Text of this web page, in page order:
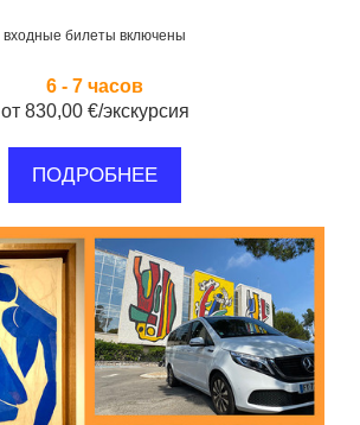
входные билеты включены
6 - 7 часов
от 830,00 €/экскурсия
ПОДРОБНЕЕ